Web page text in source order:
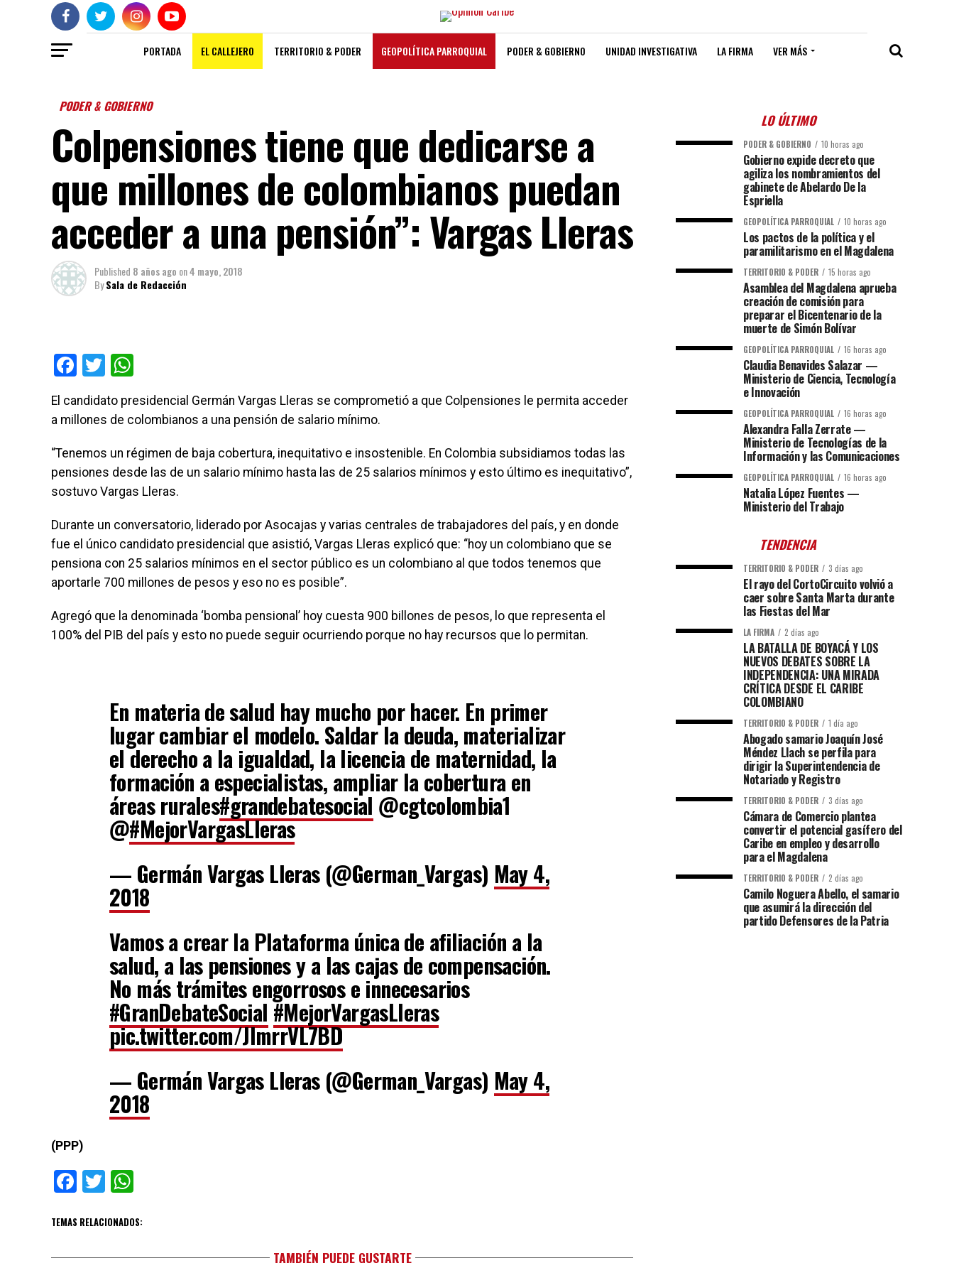
PORTADA EL CALLEJERO TERRITORIO & PODER GEOPOLÍTICA PARROQUIAL PODER & GOBIERNO UNIDAD INVESTIGATIVA LA FIRMA VER MÁS
PODER & GOBIERNO
Colpensiones tiene que dedicarse a
que millones de colombianos puedan
acceder a una pensión”: Vargas Lleras
Published 8 años ago on4 mayo, 2018
BySala de Redacción
Facebook
Twitter
El candidato presidencial Germán Vargas Lleras se comprometió a que Colpensiones le permita acceder
a millones de colombianos a una pensión de salario mínimo.
“Tenemos un régimen de baja cobertura, inequitativo e insostenible. En Colombia subsidiamos todas las
pensiones desde las de un salario mínimo hasta las de 25 salarios mínimos y esto último es inequitativo”,
sostuvo Vargas Lleras.
Durante un conversatorio, liderado por Asocajas y varias centrales de trabajadores del país, y en donde
fue el único candidato presidencial que asistió, Vargas Lleras explicó que: “hoy un colombiano que se
pensiona con 25 salarios mínimos en el sector público es un colombiano al que todos tenemos que
aportarle 700 millones de pesos y eso no es posible”.
Agregó que la denominada ‘bomba pensional’ hoy cuesta 900 billones de pesos, lo que representa el
100% del PIB del país y esto no puede seguir ocurriendo porque no hay recursos que lo permitan.
En materia de salud hay mucho por hacer. En primer
lugar cambiar el modelo. Saldar la deuda, materializar
el derecho a la igualdad, la licencia de maternidad, la
formación a especialistas, ampliar la cobertura en
áreas rurales#grandebatesocial @cgtcolombia1
@#MejorVargasLleras
— Germán Vargas Lleras (@German_Vargas) May 4,
2018
Vamos a crear la Plataforma única de afiliación a la
salud, a las pensiones y a las cajas de compensación.
No más trámites engorrosos e innecesarios
#GranDebateSocial #MejorVargasLleras
pic.twitter.com/JImrrVL7BD
— Germán Vargas Lleras (@German_Vargas) May 4,
2018
(PPP)
Facebook
Twitter
TEMAS RELACIONADOS:
TAMBIÉN PUEDE GUSTARTE
LO ÚLTIMO
PODER & GOBIERNO 10 horas ago
Gobierno expide decreto que
agiliza los nombramientos del
gabinete de Abelardo De la
Espriella
GEOPOLÍTICA PARROQUIAL 10 horas ago
Los pactos de la política y el
paramilitarismo en el Magdalena
TERRITORIO & PODER 15 horas ago
Asamblea del Magdalena aprueba
creación de comisión para
preparar el Bicentenario de la
muerte de Simón Bolívar
GEOPOLÍTICA PARROQUIAL 16 horas ago
Claudia Benavides Salazar —
Ministerio de Ciencia, Tecnología
e Innovación
GEOPOLÍTICA PARROQUIAL 16 horas ago
Alexandra Falla Zerrate —
Ministerio de Tecnologías de la
Información y las Comunicaciones
GEOPOLÍTICA PARROQUIAL 16 horas ago
Natalia López Fuentes —
Ministerio del Trabajo
TENDENCIA
TERRITORIO & PODER 3 días ago
El rayo del CortoCircuito volvió a
caer sobre Santa Marta durante
las Fiestas del Mar
LA FIRMA 2 días ago
LA BATALLA DE BOYACÁ Y LOS
NUEVOS DEBATES SOBRE LA
INDEPENDENCIA: UNA MIRADA
CRÍTICA DESDE EL CARIBE
COLOMBIANO
TERRITORIO & PODER 1 día ago
Abogado samario Joaquín José
Méndez Llach se perfila para
dirigir la Superintendencia de
Notariado y Registro
TERRITORIO & PODER 3 días ago
Cámara de Comercio plantea
convertir el potencial gasífero del
Caribe en empleo y desarrollo
para el Magdalena
TERRITORIO & PODER 2 días ago
Camilo Noguera Abello, el samario
que asumirá la dirección del
partido Defensores de la Patria